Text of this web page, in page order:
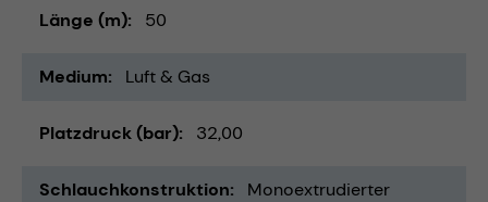
Länge (m) 50
Medium Luft & Gas
Platzdruck (bar) 32,00
Schlauchkonstruktion
Monoextrudierter